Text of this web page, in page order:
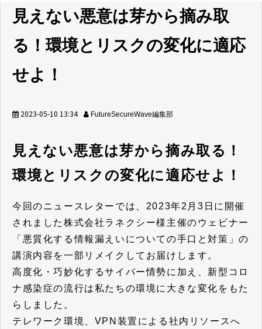
TOP
私たちの強み
解決できる課題
セミナー/イベント
会社案内
見えない悪意は芽から摘み取
る！環境とリスクの変化に適応
せよ！
2023-05-10 13:34 FutureSecureWave編集部
見えない悪意は芽から摘み取る！
環境とリスクの変化に適応せよ！
今回のニュースレターでは、2023年2月3日に開催
されました株式会社ラネクシー様主催のウェビナー
「悪質化する情報漏えいについての手口と対策」の
講演内容を一部リメイクしてお届けします。
高度化・巧妙化するサイバー情勢に加え、新型コロ
ナ感染症の流行は私たちの環境に大きな変化をもた
らしました。
テレワーク環境、VPN装置による社内リソースへ